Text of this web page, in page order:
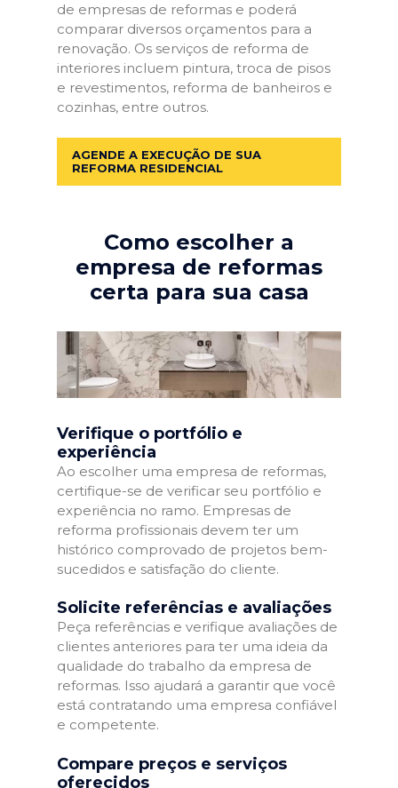
de empresas de reformas e poderá
comparar diversos orçamentos para a
renovação. Os serviços de reforma de
interiores incluem pintura, troca de pisos
e revestimentos, reforma de banheiros e
cozinhas, entre outros.
AGENDE A EXECUÇÃO DE SUA
REFORMA RESIDENCIAL
Como escolher a
empresa de reformas
certa para sua casa
Verifique o portfólio e
experiência
Ao escolher uma empresa de reformas,
certifique-se de verificar seu portfólio e
experiência no ramo. Empresas de
reforma profissionais devem ter um
histórico comprovado de projetos bem-
sucedidos e satisfação do cliente.
Solicite referências e avaliações
Peça referências e verifique avaliações de
clientes anteriores para ter uma ideia da
qualidade do trabalho da empresa de
reformas. Isso ajudará a garantir que você
está contratando uma empresa confiável
e competente.
Compare preços e serviços
oferecidos